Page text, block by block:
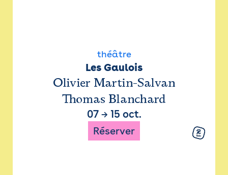
théâtre
Les Gaulois
Olivier Martin-Salvan
Thomas Blanchard
07→ 15 oct.
Réserver